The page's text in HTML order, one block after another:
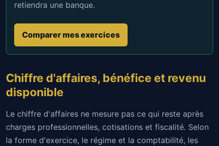
retiendra une banque.
Comparer mes exercices
Chiffre d'affaires, bénéfice et revenu
disponible
Le chiffre d'affaires ne mesure pas ce qui reste après
charges professionnelles, cotisations et fiscalité. Selon
la forme d'exercice, le régime et la comptabilité, les